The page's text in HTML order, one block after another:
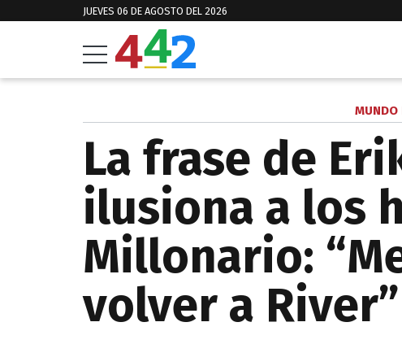
JUEVES 06 DE AGOSTO DEL 2026
MUNDO
La frase de
ilusiona a los
Millonario:
volver a River”